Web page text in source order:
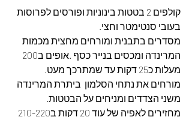
קולפים 2 בטטות בינוניות ופורסים לפרוסות
בעובי סנטימטר וחצי.
מסדרים בתבנית ומורחים מחצית מכמות
מעלות כ25 דקות עד שמתרכך מעט.
מורחים את נתחי הסלמון  ביתרת המרינדה
משני הצדדים ומניחים על הבטטות.